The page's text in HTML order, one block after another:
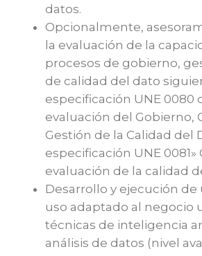
datos.
Opcionalmente,
la evaluación de la
procesos de gobierno,
de calidad del dato
especificación UNE 0080
evaluación del Gobierno,
Gestión de la Calidad del
especificación UNE 0081»
evaluación de la calidad
Desarrollo y ejecución de
uso adaptado al negocio
técnicas de inteligencia
análisis de datos (nivel